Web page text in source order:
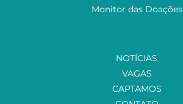
Monitor das Doações
NOTÍCIAS
VAGAS
CAPTAMOS